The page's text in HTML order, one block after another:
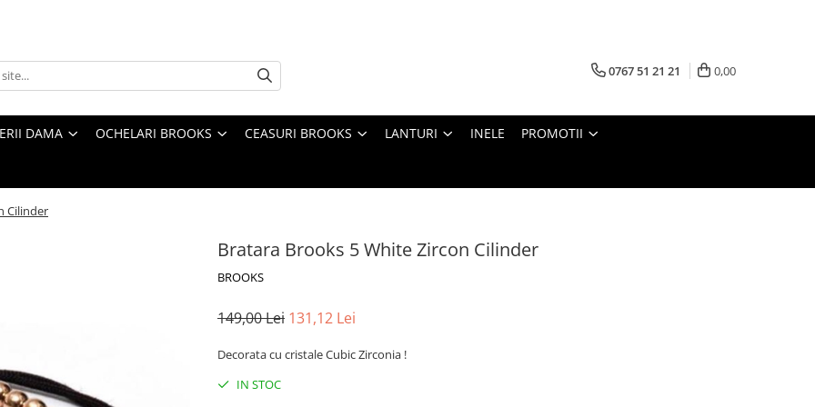
0767 51 21 21 0,00
DAMA OCHELARI BROOKS CEASURI BROOKS LANTURI INELE PROMOTII
Cilinder
Bratara Brooks 5 White Zircon Cilinder
BROOKS
149,00 Lei 131,12 Lei
Decorata cu cristale Cubic Zirconia !
IN STOC